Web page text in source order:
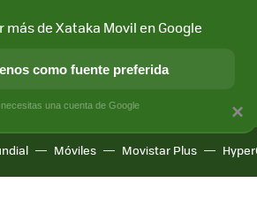
Y SOCIEDAD APLICACIONES
Móviles Movistar Plus
×
más de Xataka Movil en Google
como fuente preferida
una cuenta de Google